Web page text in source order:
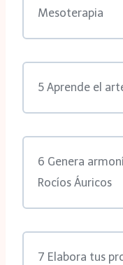
Mesoterapia
5 Aprende el
6 Genera
Rocíos Áuricos
7 Elabora tus